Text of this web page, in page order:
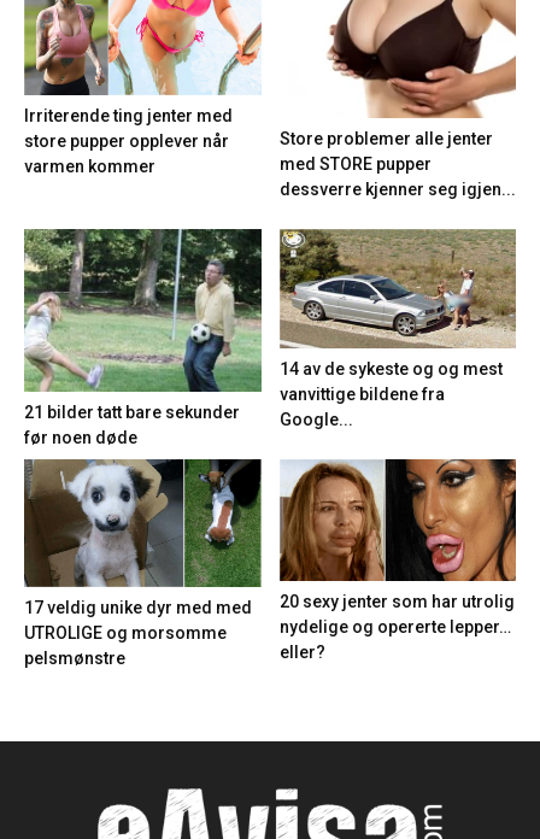
Irriterende ting jenter med
store pupper opplever når
varmen kommer
Store problemer alle jenter
med STORE pupper
dessverre kjenner seg igjen...
21 bilder tatt bare sekunder
før noen døde
14 av de sykeste og og mest
vanvittige bildene fra
Google...
17 veldig unike dyr med med
UTROLIGE og morsomme
pelsmønstre
20 sexy jenter som har utrolig
nydelige og opererte lepper…
eller?